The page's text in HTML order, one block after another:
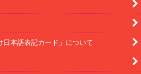
日本語表記カード」について